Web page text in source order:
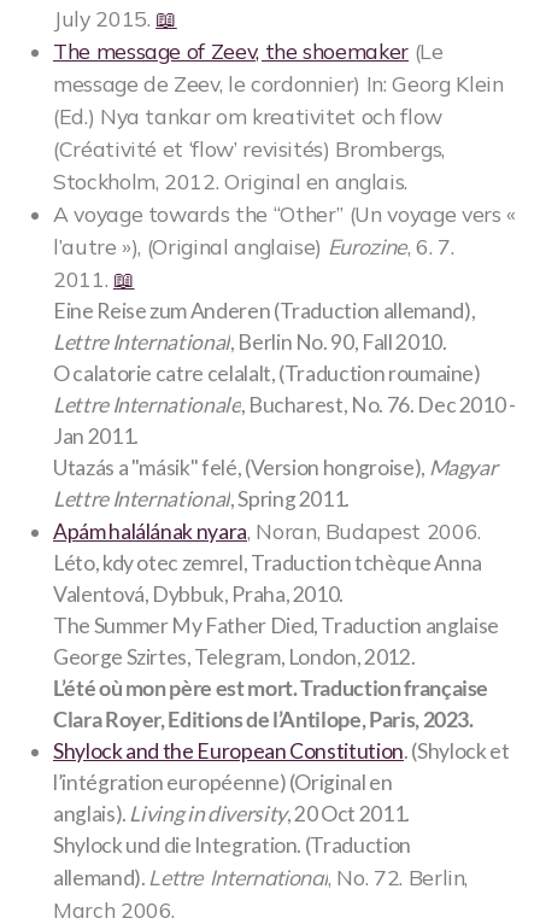
July 2015. 📖
The message of Zeev, the shoemaker (Le
message de Zeev, le cordonnier) In: Georg Klein
(Ed.) Nya tankar om kreativitet och flow
(Créativité et ‘flow’ revisités) Brombergs,
Stockholm, 2012. Original en anglais.
A voyage towards the “Other” (Un voyage vers «
l’autre »), (Original anglaise) Eurozine, 6. 7.
2011. 📖
Eine Reise zum Anderen (Traduction allemand),
Lettre International, Berlin No. 90, Fall 2010.
O calatorie catre celalalt, (Traduction roumaine)
Lettre Internationale, Bucharest, No. 76. Dec 2010 -
Jan 2011.
Utazás a "másik" felé, (Version hongroise), Magyar
Lettre International, Spring 2011.
Apám halálának nyara, Noran, Budapest 2006.
Léto, kdy otec zemrel, Traduction tchèque Anna
Valentová, Dybbuk, Praha, 2010.
The Summer My Father Died, Traduction anglaise
George Szirtes, Telegram, London, 2012.
L’été où mon père est mort. Traduction française
Clara Royer, Editions de l’Antilope, Paris, 2023.
Shylock and the European Constitution. (Shylock et
l’intégration européenne) (Original en
anglais). Living in diversity, 20 Oct 2011.
Shylock und die Integration. (Traduction
allemand). Lettre International, No. 72. Berlin,
March 2006.